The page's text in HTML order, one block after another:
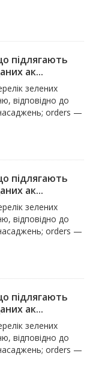
підлягають
ак...
зелених
відповідно до
orders —
підлягають
ак...
зелених
відповідно до
orders —
підлягають
ак...
зелених
відповідно до
orders —